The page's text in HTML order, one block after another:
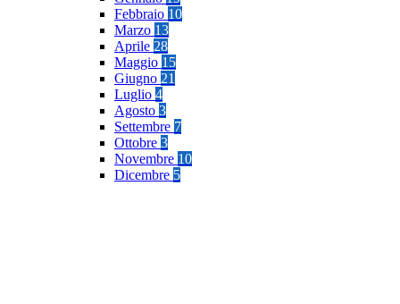
Febbraio 10
Marzo 13
Aprile 28
Maggio 15
Giugno 21
Luglio 4
Agosto 3
Settembre 7
Ottobre 3
Novembre 10
Dicembre 5